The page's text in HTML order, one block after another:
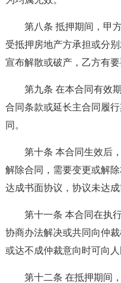
第八条 抵押期间，甲
受抵押房地产方承担或分
宣布解散或破产，乙方有
第九条 在本合同有效
合同条款或延长主合同履
同。
第十条 本合同生效后
解除合同，需要变更或解
达成书面协议，协议未达
第十一条 本合同在执
协商办法解决或共同向仲
或达不成仲裁意向时可向人
第十二条 在抵押期间